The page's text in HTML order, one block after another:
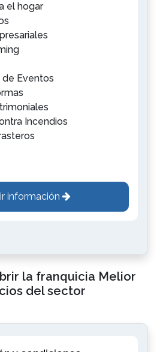
el hogar
de Eventos
Incendios
información
la franquicia Melior
del sector